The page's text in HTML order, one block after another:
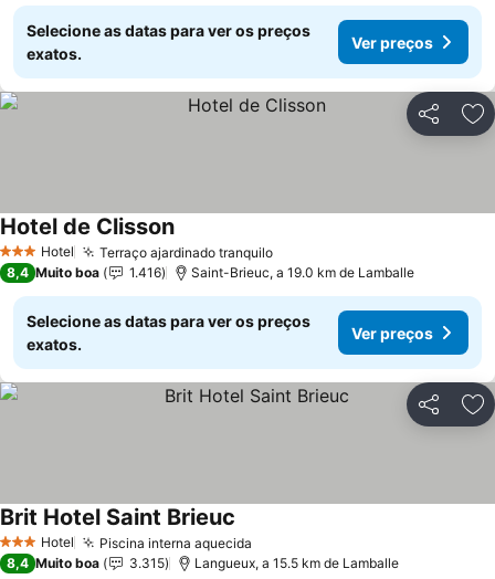
Selecione as datas para ver os preços
exatos.
Ver preços
Partilhar
3 EstrelasHotel Terraço ajardinado tranquilo
Hotel de Clisson
8,4 Muito boa 1.416 Saint-Brieuc, a 19.0 km de Lamballe
Selecione as datas para ver os preços
exatos.
Ver preços
Partilhar
3 EstrelasHotel Piscina interna aquecida
Brit Hotel Saint Brieuc
8,4 Muito boa 3.315 Langueux, a 15.5 km de Lamballe